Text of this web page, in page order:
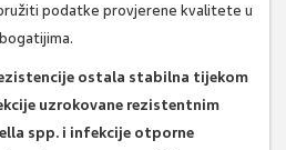
podatke provjerene kvalitete u
ostala stabilna tijekom
uzrokovane rezistentnim
spp. i infekcije otporne